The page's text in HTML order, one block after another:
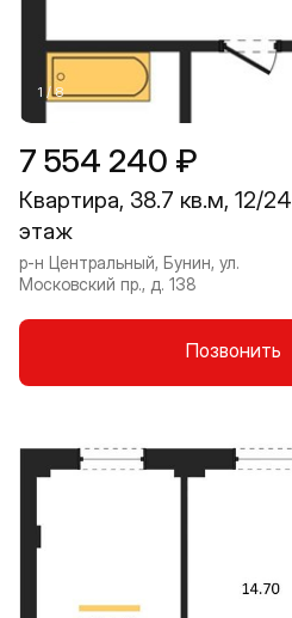
7 554 240 ₽
Квартира, 38.7 кв.м, 12/24
этаж
р-н Центральный, Бунин, ул.
Московский пр., д. 138
Позвонить
1 / 8